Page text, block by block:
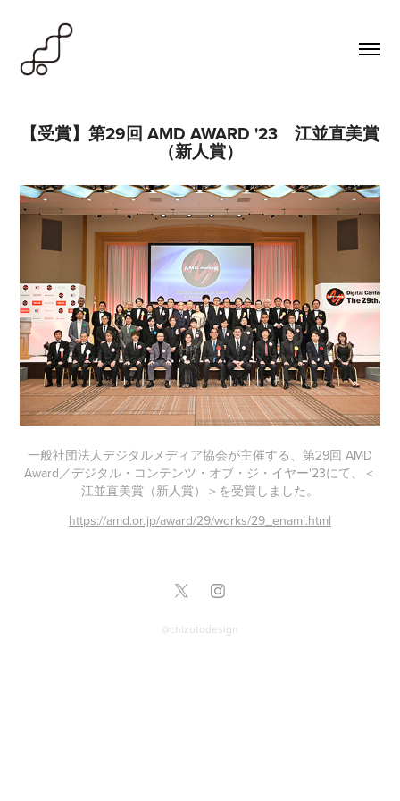
【受賞】第29回 AMD AWARD '23　江並直美賞
（新人賞）
一般社団法人デジタルメディア協会が主催する、第29回 AMD
Award／デジタル・コンテンツ・オブ・ジ・イヤー'23にて、＜
江並直美賞（新人賞）＞を受賞しました。
https://amd.or.jp/award/29/works/29_enami.html
@chizutodesign